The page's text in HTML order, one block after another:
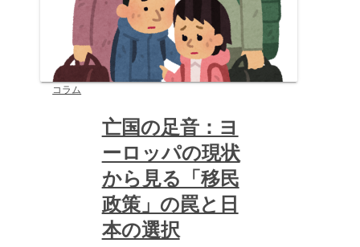
コラム
亡国の足音：ヨ
ーロッパの現状
から見る「移民
政策」の罠と日
本の選択